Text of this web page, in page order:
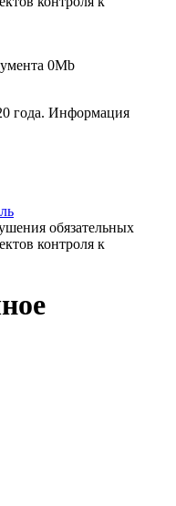
0Mb
года. Информация
обязательных
контроля к